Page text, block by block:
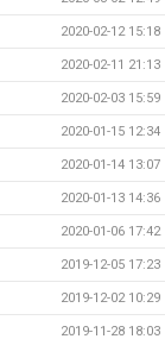
2020-02-12 15:18
2020-02-11 21:13
2020-02-03 15:59
2020-01-15 12:34
2020-01-14 13:07
2020-01-13 14:36
2020-01-06 17:42
2019-12-05 17:23
2019-12-02 10:29
2019-11-28 18:03